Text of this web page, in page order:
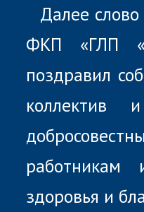
Далее
ФКП «ГЛП
поздравил
коллектив
работникам
здоровья и